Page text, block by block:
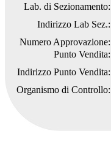
Lab. di Sezionamento:
Indirizzo Lab Sez.:
Numero Approvazione:
Punto Vendita:
Indirizzo Punto Vendita:
Organismo di Controllo: